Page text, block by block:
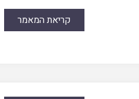
קריאת המאמר